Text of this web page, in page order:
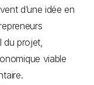
d’une idée en
du projet,
viable